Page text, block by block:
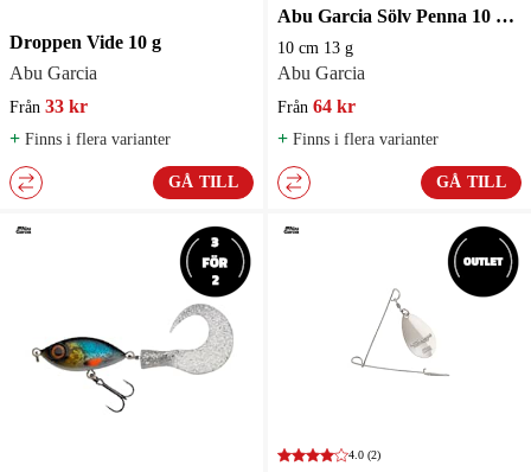
Droppen Vide 10 g
Abu Garcia
Från 33 kr
+ Finns i flera varianter
GÅ TILL
Abu Garcia Sölv Penna 10 cm 13 g Havsöringsdrag
10 cm 13 g
Abu Garcia
Från 64 kr
+ Finns i flera varianter
GÅ TILL
4.0 (2)